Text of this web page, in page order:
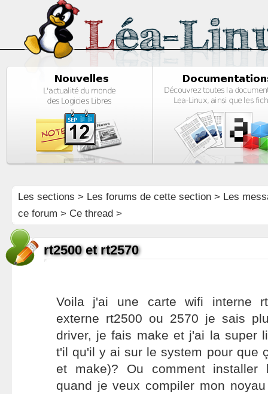
Les sections > Les forums de cette section> Les
ce forum > Ce thread >
rt2500 et rt2570
Voila j'ai une carte wifi interne
externe rt2500 ou 2570 je sais
driver, je fais make et j'ai la super
t'il qu'il y ai sur le system pour que
et make)? Ou comment
quand je veux compiler mon